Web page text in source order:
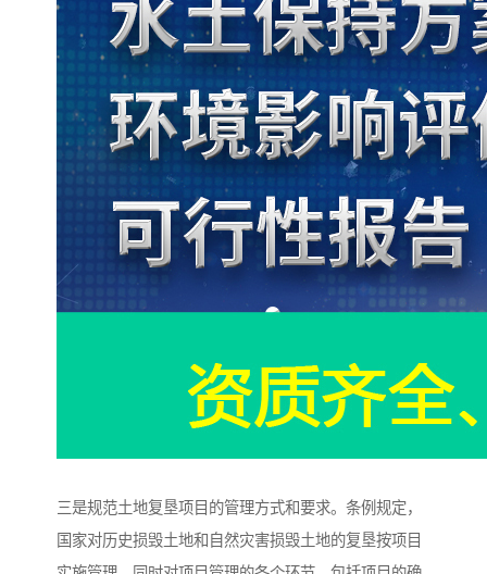
三是规范土地复垦项目的管理方式和要求。条例规定，
国家对历史损毁土地和自然灾害损毁土地的复垦按项目